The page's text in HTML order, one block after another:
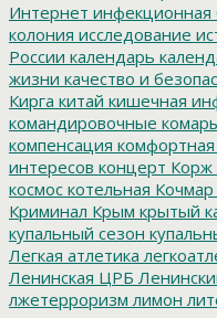
Интернет инфекционная
колония исследование
России календарь
жизни качество и
Кирга китай кишечная
командировочные
компенсация комфортная
интересов концерт Корж
космос котельная Кочмар
Криминал Крым крытый
купальный сезон
Легкая атлетика
Ленинская ЦРБ
лжетерроризм лимон